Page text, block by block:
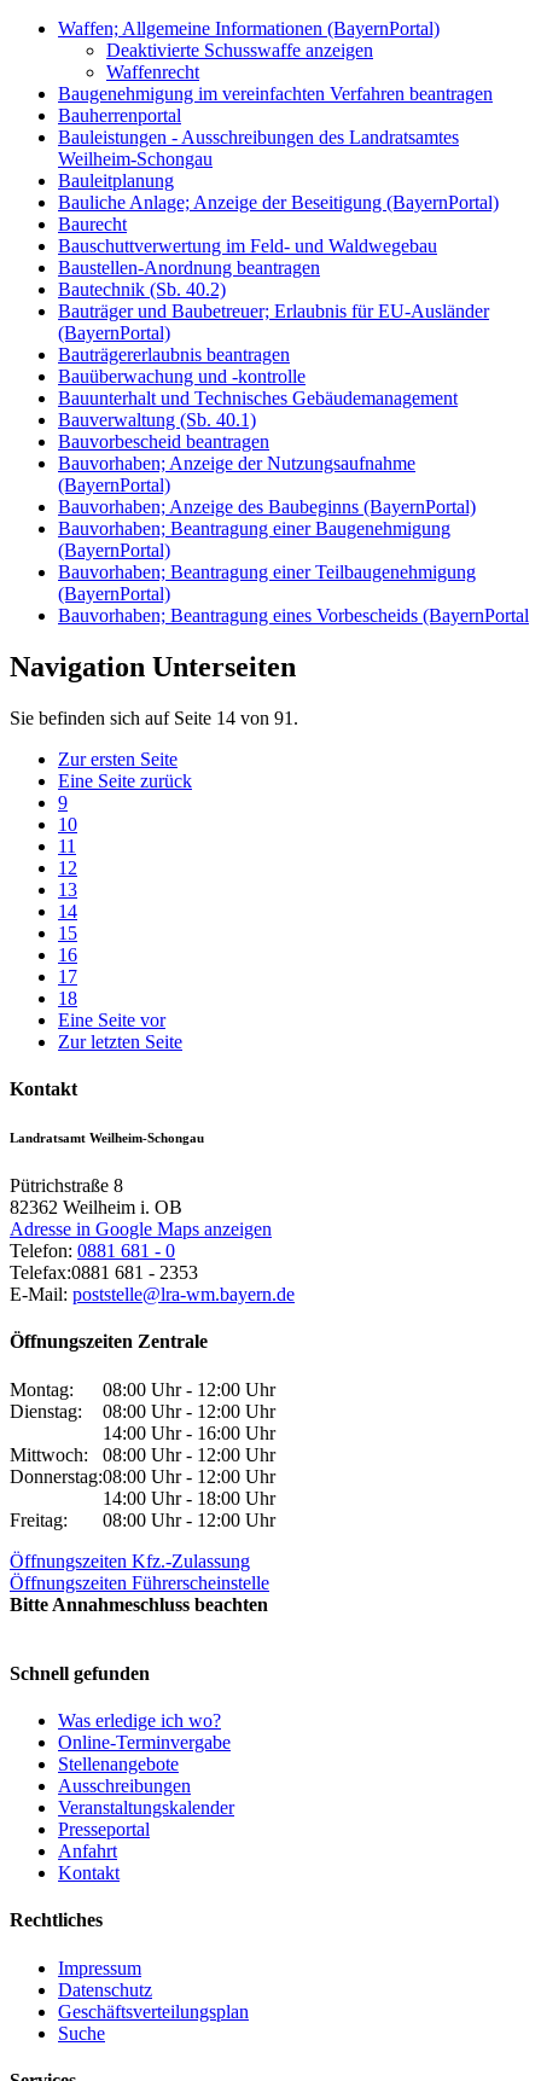
Waffen; Allgemeine Informationen (BayernPortal)
Deaktivierte Schusswaffe anzeigen
Waffenrecht
Baugenehmigung im vereinfachten Verfahren beantragen
Bauherrenportal
Bauleistungen - Ausschreibungen des Landratsamtes
Weilheim-Schongau
Bauleitplanung
Bauliche Anlage; Anzeige der Beseitigung (BayernPortal)
Baurecht
Bauschuttverwertung im Feld- und Waldwegebau
Baustellen-Anordnung beantragen
Bautechnik (Sb. 40.2)
Bauträger und Baubetreuer; Erlaubnis für EU-Ausländer
(BayernPortal)
Bauträgererlaubnis beantragen
Bauüberwachung und -kontrolle
Bauunterhalt und Technisches Gebäudemanagement
Bauverwaltung (Sb. 40.1)
Bauvorbescheid beantragen
Bauvorhaben; Anzeige der Nutzungsaufnahme
(BayernPortal)
Bauvorhaben; Anzeige des Baubeginns (BayernPortal)
Bauvorhaben; Beantragung einer Baugenehmigung
(BayernPortal)
Bauvorhaben; Beantragung einer Teilbaugenehmigung
(BayernPortal)
Bauvorhaben; Beantragung eines Vorbescheids (BayernPortal
Navigation Unterseiten
Sie befinden sich auf Seite 14 von 91.
Zur ersten Seite
Eine Seite zurück
9
10
11
12
13
14
15
16
17
18
Eine Seite vor
Zur letzten Seite
Kontakt
Landratsamt Weilheim-Schongau
Pütrichstraße 8
82362 Weilheim i. OB
Adresse in Google Maps anzeigen
Telefon: 0881 681 - 0
Telefax:0881 681 - 2353
E-Mail: poststelle@lra-wm.bayern.de
Öffnungszeiten Zentrale
Montag:
08:00 Uhr - 12:00 Uhr
Dienstag:
08:00 Uhr - 12:00 Uhr
14:00 Uhr - 16:00 Uhr
Mittwoch:
08:00 Uhr - 12:00 Uhr
Donnerstag:08:00 Uhr - 12:00 Uhr
14:00 Uhr - 18:00 Uhr
Freitag:
08:00 Uhr - 12:00 Uhr
Öffnungszeiten Kfz.-Zulassung
Öffnungszeiten Führerscheinstelle
Bitte Annahmeschluss beachten
Schnell gefunden
Was erledige ich wo?
Online-Terminvergabe
Stellenangebote
Ausschreibungen
Veranstaltungskalender
Presseportal
Anfahrt
Kontakt
Rechtliches
Impressum
Datenschutz
Geschäftsverteilungsplan
Suche